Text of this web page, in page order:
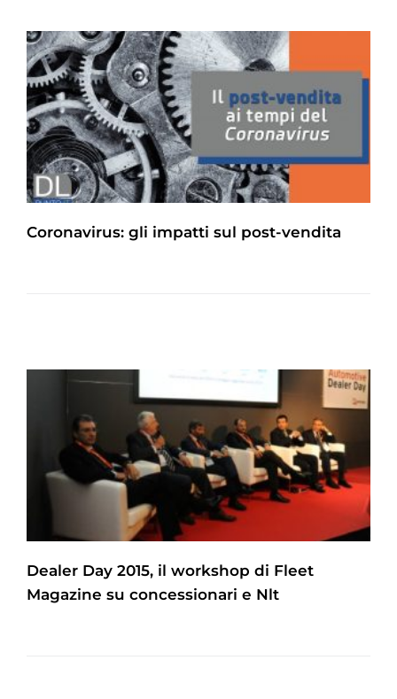
Coronavirus: gli impatti sul post-vendita
Dealer Day 2015, il workshop di Fleet
Magazine su concessionari e Nlt